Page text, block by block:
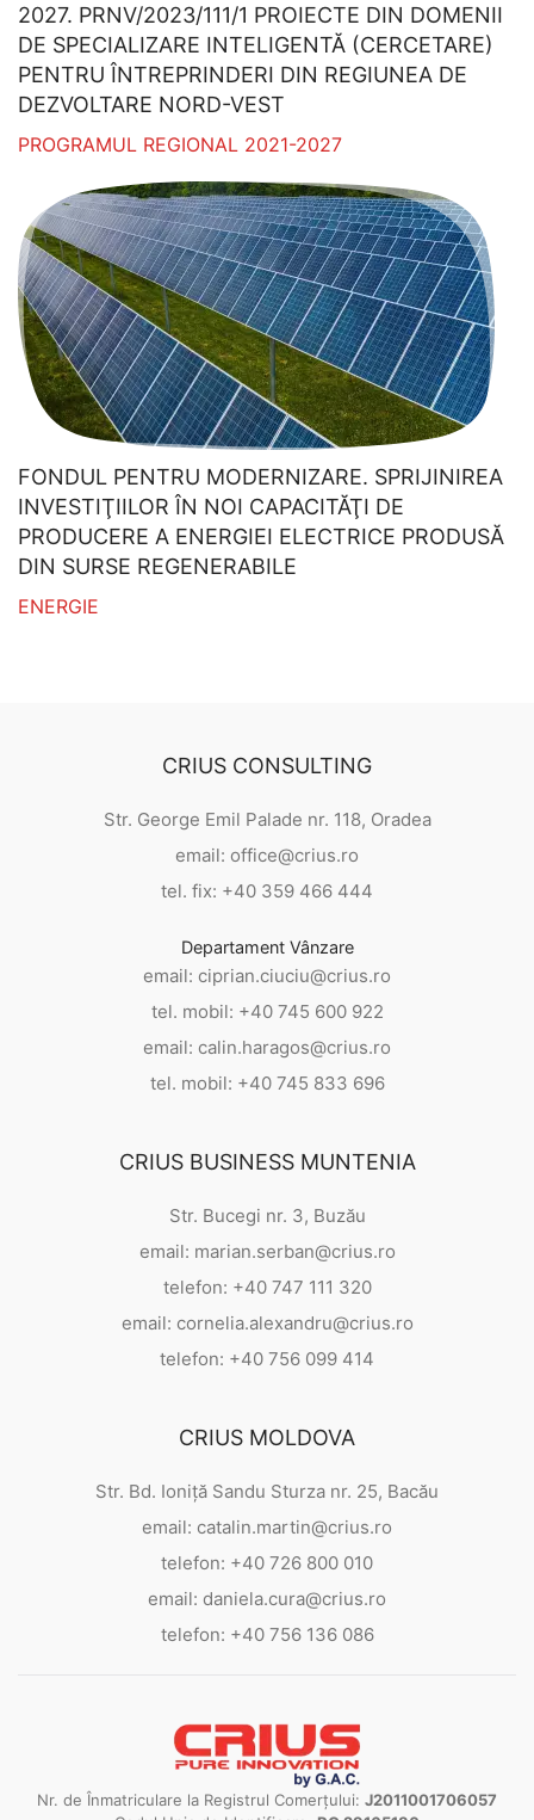
2027. PRNV/2023/111/1 PROIECTE DIN DOMENII
DE SPECIALIZARE INTELIGENTĂ (CERCETARE)
PENTRU ÎNTREPRINDERI DIN REGIUNEA DE
DEZVOLTARE NORD-VEST
PROGRAMUL REGIONAL 2021-2027
FONDUL PENTRU MODERNIZARE. SPRIJINIREA
INVESTIŢIILOR ÎN NOI CAPACITĂŢI DE
PRODUCERE A ENERGIEI ELECTRICE PRODUSĂ
DIN SURSE REGENERABILE
ENERGIE
CRIUS CONSULTING
Str. George Emil Palade nr. 118, Oradea
email: office@crius.ro
tel. fix: +40 359 466 444
Departament Vânzare
email: ciprian.ciuciu@crius.ro
tel. mobil: +40 745 600 922
email: calin.haragos@crius.ro
tel. mobil: +40 745 833 696
CRIUS BUSINESS MUNTENIA
Str. Bucegi nr. 3, Buzău
email: marian.serban@crius.ro
telefon: +40 747 111 320
email: cornelia.alexandru@crius.ro
telefon: +40 756 099 414
CRIUS MOLDOVA
Str. Bd. Ioniță Sandu Sturza nr. 25, Bacău
email: catalin.martin@crius.ro
telefon: +40 726 800 010
email: daniela.cura@crius.ro
telefon: +40 756 136 086
Nr. de Înmatriculare la Registrul Comerțului: J2011001706057